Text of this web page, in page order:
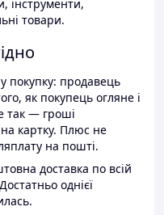
інструменти,
товари.
покупку: продавець
як покупець огляне і
так — гроші
картку. Плюс не
на пошті.
доставка по всій
однієї